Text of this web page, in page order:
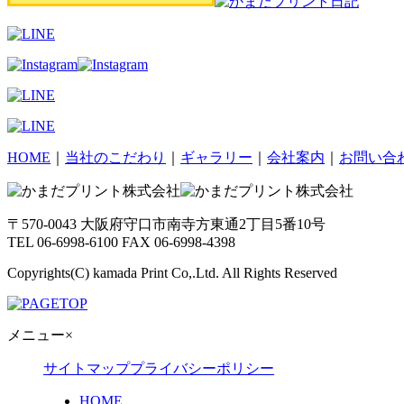
HOME 当社のこだわり ギャラリー 会社案内 お問い合
〒570-0043 大阪府守口市南寺方東通2丁目5番10号
TEL 06-6998-6100 FAX 06-6998-4398
Copyrights(C) kamada Print Co,.Ltd. All Rights Reserved
メニュー×
サイトマッププライバシーポリシー
HOME